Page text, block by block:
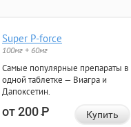
Super P-force
100мг + 60мг
Самые популярные препараты в
одной таблетке — Виагра и
Дапоксетин.
от 200Р Купить